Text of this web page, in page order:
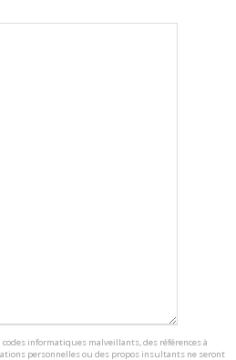
informatiques malveillants, des références à
personnelles ou des propos insultants ne seront